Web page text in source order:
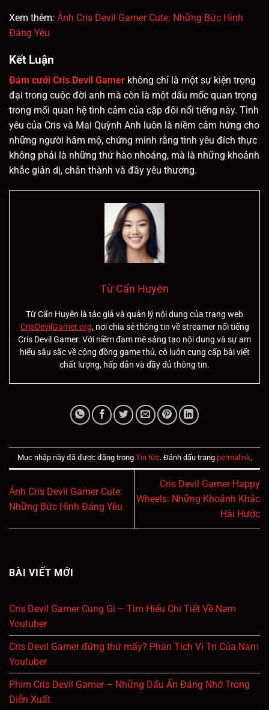
Xem thêm: Ảnh Cris Devil Gamer Cute: Những Bức Hình
Đáng Yêu
Kết Luận
Đám cưới Cris Devil Gamer không chỉ là một sự kiện trọng
đại trong cuộc đời anh mà còn là một dấu mốc quan trọng
trong mối quan hệ tình cảm của cặp đôi nổi tiếng này. Tình
yêu của Cris và Mai Quỳnh Anh luôn là niềm cảm hứng cho
những người hâm mộ, chứng minh rằng tình yêu đích thực
không phải là những thứ hào nhoáng, mà là những khoảnh
khắc giản dị, chân thành và đầy yêu thương.
Từ Cẩn Huyên
Từ Cẩn Huyên là tác giả và quản lý nội dung của trang web
CrisDevilGamer.org, nơi chia sẻ thông tin về streamer nổi tiếng
Cris Devil Gamer. Với niềm đam mê sáng tạo nội dung và sự am
hiểu sâu sắc về cộng đồng game thủ, cô luôn cung cấp bài viết
chất lượng, hấp dẫn và đầy đủ thông tin.
Mục nhập này đã được đăng trong Tin tức. Đánh dấu trang permalink.
Ảnh Cris Devil Gamer Cute:
Những Bức Hình Đáng Yêu
Cris Devil Gamer Happy
Wheels: Những Khoảnh Khắc
Hài Hước
BÀI VIẾT MỚI
Cris Devil Gamer Cung Gì – Tìm Hiểu Chi Tiết Về Nam
Youtuber
Cris Devil Gamer đứng thứ mấy? Phân Tích Vị Trí Của Nam
Youtuber
Phim Cris Devil Gamer – Những Dấu Ấn Đáng Nhớ Trong
Diễn Xuất